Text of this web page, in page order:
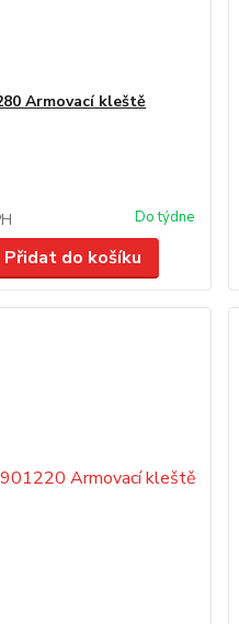
Armovací kleště
Do týdne
Přidat do košíku